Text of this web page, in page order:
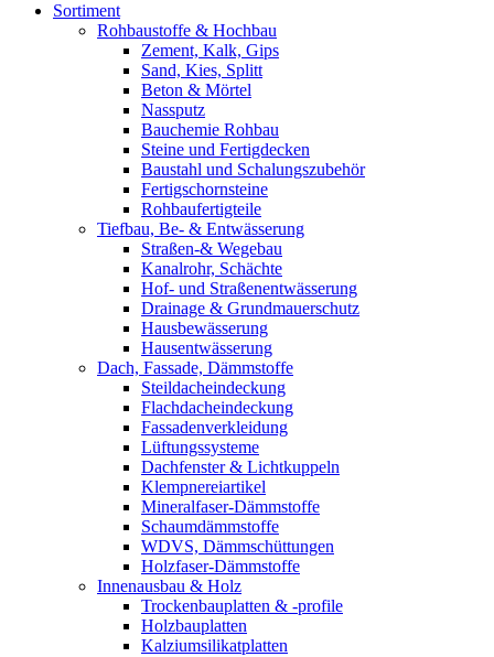
Sortiment
Rohbaustoffe & Hochbau
Zement, Kalk, Gips
Sand, Kies, Splitt
Beton & Mörtel
Nassputz
Bauchemie Rohbau
Steine und Fertigdecken
Baustahl und Schalungszubehör
Fertigschornsteine
Rohbaufertigteile
Tiefbau, Be- & Entwässerung
Straßen-& Wegebau
Kanalrohr, Schächte
Hof- und Straßenentwässerung
Drainage & Grundmauerschutz
Hausbewässerung
Hausentwässerung
Dach, Fassade, Dämmstoffe
Steildacheindeckung
Flachdacheindeckung
Fassadenverkleidung
Lüftungssysteme
Dachfenster & Lichtkuppeln
Klempnereiartikel
Mineralfaser-Dämmstoffe
Schaumdämmstoffe
WDVS, Dämmschüttungen
Holzfaser-Dämmstoffe
Innenausbau & Holz
Trockenbauplatten & -profile
Holzbauplatten
Kalziumsilikatplatten